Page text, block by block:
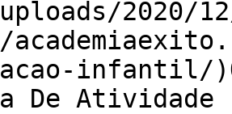
2020/
infantil/
De Atividade